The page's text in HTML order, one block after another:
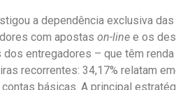
a dependência exclusiva
com apostas on-line e os
dos entregadores – que têm
recorrentes: 34,17% relatam
básicas. A principal